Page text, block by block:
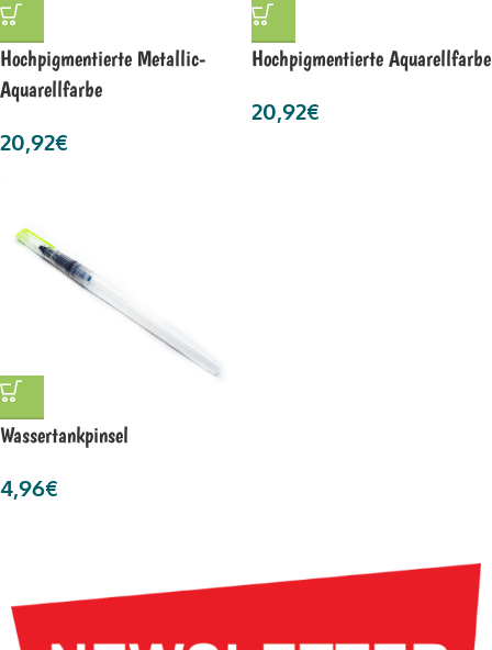
Hochpigmentierte Metallic-
Aquarellfarbe
20,92€
Hochpigmentierte Aquarellfarbe
20,92€
Wassertankpinsel
4,96€